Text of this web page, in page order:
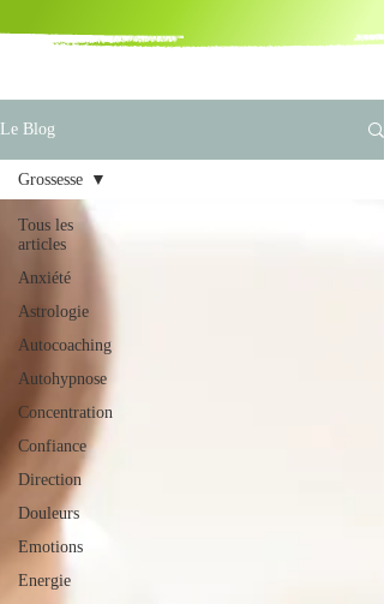
Le Blog
Tous les
articles
Anxiété
Astrologie
Autocoaching
Autohypnose
Concentration
Confiance
Direction
Douleurs
Emotions
Energie
Grossesse